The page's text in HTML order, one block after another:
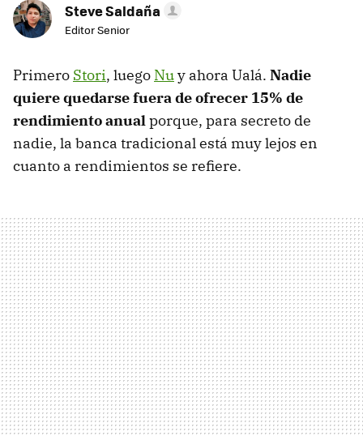
Steve Saldaña
Editor Senior
Primero Stori, luego Nuy ahora Ualá. Nadie
quiere quedarse fuera de ofrecer 15% de
rendimiento anualporque, para secreto de
nadie, la banca tradicional está muy lejos en
cuanto a rendimientos se refiere.